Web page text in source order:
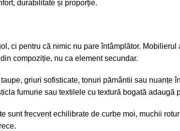
durabilitate și proporție.
ci pentru că nimic nu pare întâmplător.
compoziție, nu ca element secundar.
griuri sofisticate, tonuri pământii sau nuanțe
fumurie sau textilele cu textură bogată adaugă
sunt frecvent echilibrate de curbe moi, muchii